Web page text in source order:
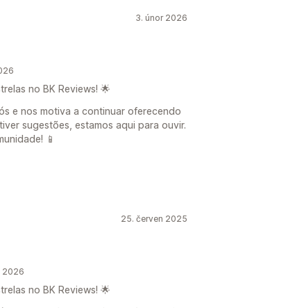
3. únor 2026
no BK Reviews! 🌟
e nos motiva a continuar oferecendo
sugestões, estamos aqui para ouvir.
📱
25. červen 2025
2026
no BK Reviews! 🌟